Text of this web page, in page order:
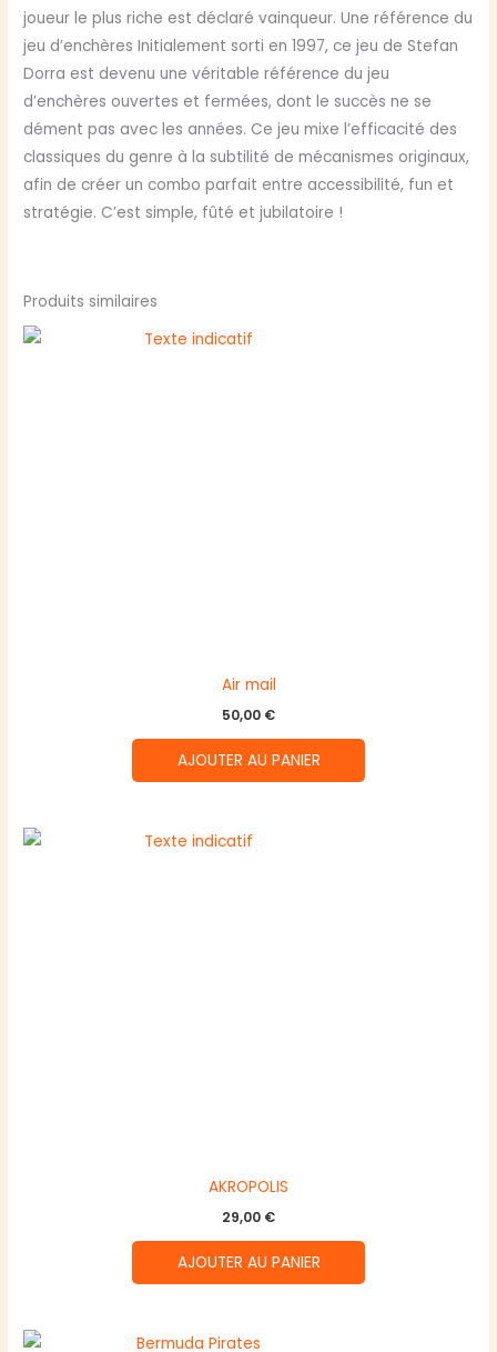
joueur le plus riche est déclaré vainqueur. Une référence du
jeu d’enchères Initialement sorti en 1997, ce jeu de Stefan
Dorra est devenu une véritable référence du jeu
d’enchères ouvertes et fermées, dont le succès ne se
dément pas avec les années. Ce jeu mixe l’efficacité des
classiques du genre à la subtilité de mécanismes originaux,
afin de créer un combo parfait entre accessibilité, fun et
stratégie. C’est simple, fûté et jubilatoire !
Produits similaires
Air mail
50,00 €
AJOUTER AU PANIER
AKROPOLIS
29,00 €
AJOUTER AU PANIER